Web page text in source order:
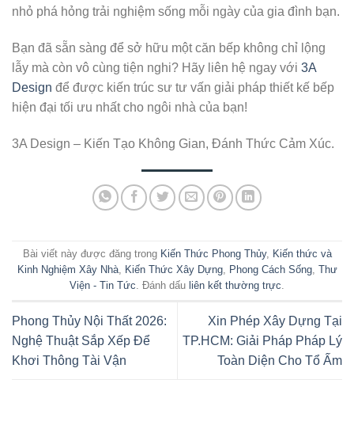
nhỏ phá hỏng trải nghiệm sống mỗi ngày của gia đình bạn.
Bạn đã sẵn sàng để sở hữu một căn bếp không chỉ lộng
lẫy mà còn vô cùng tiện nghi? Hãy liên hệ ngay với 3A
Design để được kiến trúc sư tư vấn giải pháp thiết kế bếp
hiện đại tối ưu nhất cho ngôi nhà của bạn!
3A Design – Kiến Tạo Không Gian, Đánh Thức Cảm Xúc.
Bài viết này được đăng trong Kiến Thức Phong Thủy, Kiến thức và
Kinh Nghiệm Xây Nhà, Kiến Thức Xây Dựng, Phong Cách Sống, Thư
Viện - Tin Tức. Đánh dấu liên kết thường trực.
Phong Thủy Nội Thất 2026:
Nghệ Thuật Sắp Xếp Để
Khơi Thông Tài Vận
Xin Phép Xây Dựng Tại
TP.HCM: Giải Pháp Pháp Lý
Toàn Diện Cho Tổ Ấm